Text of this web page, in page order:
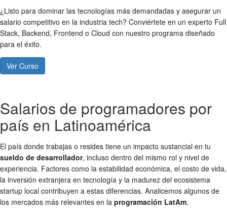
¿Listo para dominar las tecnologías más demandadas y asegurar un
salario competitivo en la industria tech? Conviértete en un experto Full
Stack, Backend, Frontend o Cloud con nuestro programa diseñado
para el éxito.
Ver Curso
Salarios de programadores por
país en Latinoamérica
El país donde trabajas o resides tiene un impacto sustancial en tu
sueldo de desarrollador, incluso dentro del mismo rol y nivel de
experiencia. Factores como la estabilidad económica, el costo de vida,
la inversión extranjera en tecnología y la madurez del ecosistema
startup local contribuyen a estas diferencias. Analicemos algunos de
los mercados más relevantes en la programación LatAm.